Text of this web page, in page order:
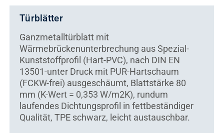
Türblätter
Ganzmetalltürblatt mit
Wärmebrückenunterbrechung aus Spezial-
Kunststoffprofil (Hart-PVC), nach DIN EN
13501-unter Druck mit PUR-Hartschaum
(FCKW-frei) ausgeschäumt, Blattstärke 80
mm (K-Wert = 0,353 W/m2K), rundum
laufendes Dichtungsprofil in fettbeständiger
Qualität, TPE schwarz, leicht austauschbar.